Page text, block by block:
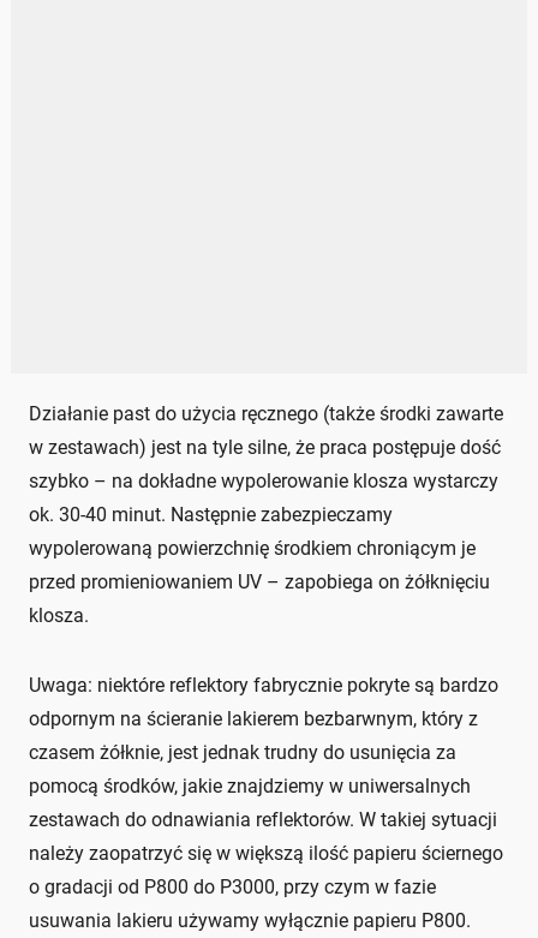
Działanie past do użycia ręcznego (także środki zawarte
w zestawach) jest na tyle silne, że praca postępuje dość
szybko – na dokładne wypolerowanie klosza wystarczy
ok. 30-40 minut. Następnie zabezpieczamy
wypolerowaną powierzchnię środkiem chroniącym je
przed promieniowaniem UV – zapobiega on żółknięciu
klosza.
Uwaga: niektóre reflektory fabrycznie pokryte są bardzo
odpornym na ścieranie lakierem bezbarwnym, który z
czasem żółknie, jest jednak trudny do usunięcia za
pomocą środków, jakie znajdziemy w uniwersalnych
zestawach do odnawiania reflektorów. W takiej sytuacji
należy zaopatrzyć się w większą ilość papieru ściernego
o gradacji od P800 do P3000, przy czym w fazie
usuwania lakieru używamy wyłącznie papieru P800.